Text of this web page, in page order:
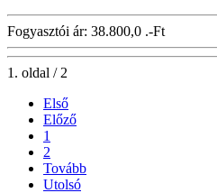
Fogyasztói ár: 38.800,0 .-Ft
1. oldal / 2
Első
Előző
1
2
Tovább
Utolsó